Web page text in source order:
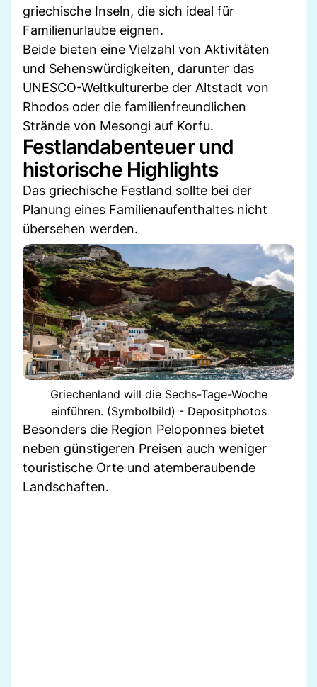
griechische Inseln, die sich ideal für
Familienurlaube eignen.
Beide bieten eine Vielzahl von Aktivitäten
und Sehenswürdigkeiten, darunter das
UNESCO-Weltkulturerbe der Altstadt von
Rhodos oder die familienfreundlichen
Strände von Mesongi auf Korfu.
Festlandabenteuer und
historische Highlights
Das griechische Festland sollte bei der
Planung eines Familienaufenthaltes nicht
übersehen werden.
Griechenland will die Sechs-Tage-Woche
einführen. (Symbolbild) - Depositphotos
Besonders die Region Peloponnes bietet
neben günstigeren Preisen auch weniger
touristische Orte und atemberaubende
Landschaften.